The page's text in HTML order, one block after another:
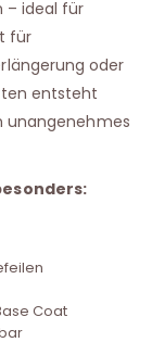
– ideal für
für
oder
entsteht
unangenehmes
Coat